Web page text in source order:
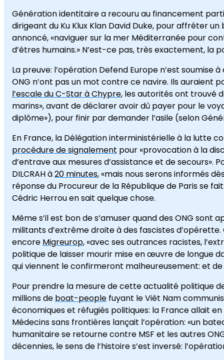
Génération identitaire a recouru au financement
dirigeant du Ku Klux Klan David Duke, pour affréter
annoncé, «naviguer sur la mer Méditerranée pour
d’êtres humains.» N’est-ce pas, très exactement, la
La preuve: l’opération Defend Europe n’est soumise
ONG n’ont pas un mot contre ce navire. Ils auraient
l’escale du C-Star à Chypre, les autorités ont trouvé
marins», avant de déclarer avoir dû payer pour le
diplôme»), pour finir par demander l’asile (selon
En France, la Délégation interministérielle à la lutte
procédure de signalement pour «provocation à la
d’entrave aux mesures d’assistance et de secours».
DILCRAH à20 minutes, «mais nous serons informés
réponse du Procureur de la République de Paris se
Cédric Herrou en sait quelque chose.
Même s’il est bon de s’amuser quand des ONG
militants d’extrême droite à des fascistes
encore Migreurop, «avec ses outrances racistes,
politique de laisser mourir mise en œuvre de longue
qui viennent le confirmeront malheureusement: et
Pour prendre la mesure de cette actualité politique
millions de boat-people fuyant le Viêt Nam
économiques et réfugiés politiques: la France allait
Médecins sans frontières lançait l’opération: «un
humanitaire se retourne contre MSF et les autres
décennies, le sens de l’histoire s’est inversé: